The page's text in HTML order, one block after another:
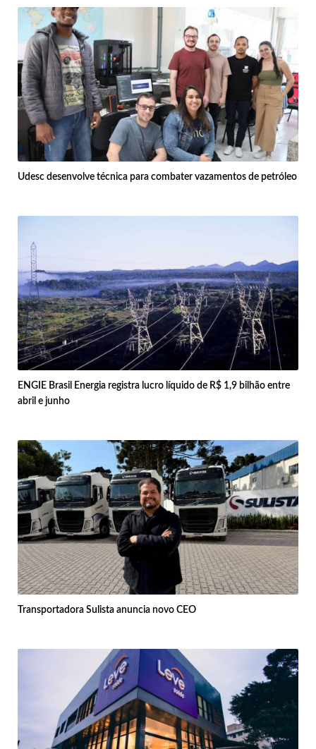
Udesc desenvolve técnica para combater vazamentos de petróleo
ENGIE Brasil Energia registra lucro líquido de R$ 1,9 bilhão entre
abril e junho
Transportadora Sulista anuncia novo CEO